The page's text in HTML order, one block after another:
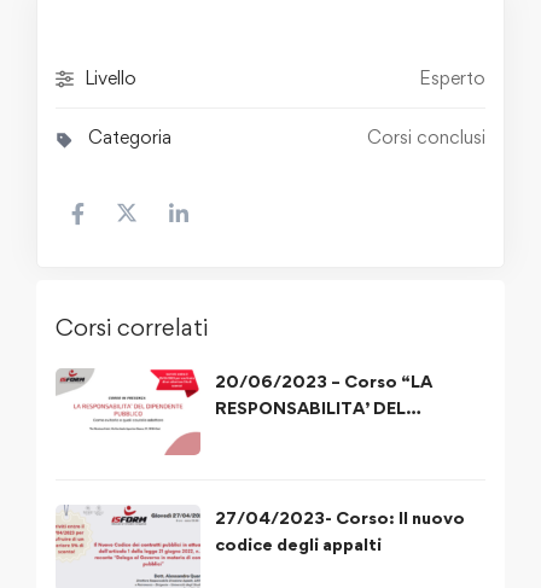
Livello Esperto
Categoria Corsi conclusi
Corsi correlati
20/06/2023 – Corso “LA
RESPONSABILITA’ DEL
27/04/2023- Corso: Il nuovo
codice degli appalti